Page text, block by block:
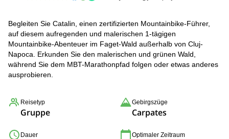
Begleiten Sie Catalin, einen zertifizierten Mountainbike-Führer,
auf diesem aufregenden und malerischen 1-tägigen
Mountainbike-Abenteuer im Faget-Wald außerhalb von Cluj-
Napoca. Erkunden Sie den malerischen und grünen Wald,
während Sie dem MBT-Marathonpfad folgen oder etwas anderes
ausprobieren.
Reisetyp
Gruppe
Gebirgszüge
Carpates
Dauer Optimaler Zeitraum